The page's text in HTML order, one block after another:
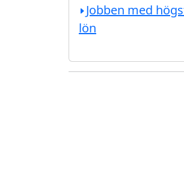
Jobben med
lön